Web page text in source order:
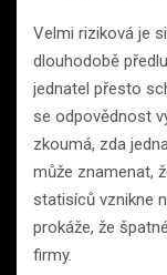
Velmi riziková je
dlouhodobě
jednatel přesto
se odpovědnost
zkoumá, zda
může znamenat,
statisíců vznikne
prokáže, že
firmy.